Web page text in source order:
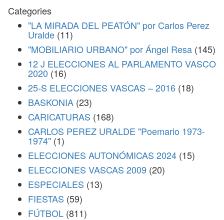
Categories
"LA MIRADA DEL PEATÓN" por Carlos Perez
Uralde (11)
"MOBILIARIO URBANO" por Ángel Resa (145)
12 J ELECCIONES AL PARLAMENTO VASCO
2020 (16)
25-S ELECCIONES VASCAS – 2016 (18)
BASKONIA (23)
CARICATURAS (168)
CARLOS PEREZ URALDE "Poemario 1973-
1974" (1)
ELECCIONES AUTONÓMICAS 2024 (15)
ELECCIONES VASCAS 2009 (20)
ESPECIALES (13)
FIESTAS (59)
FÚTBOL (811)